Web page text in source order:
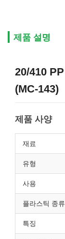
제품 설명
20/410
(MC-143)
제품 사양
재료
유형
사용
플라스틱 종류
특징